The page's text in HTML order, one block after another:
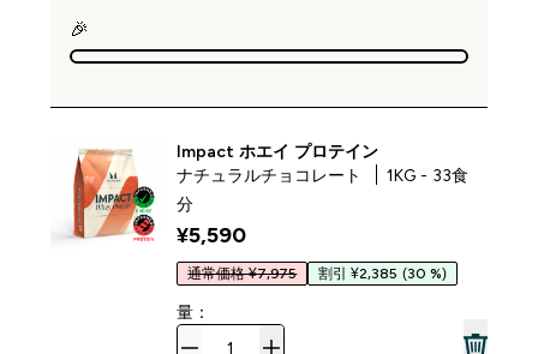
🎉
Impact ホエイ プロテイン
ナチュラルチョコレート
1KG - 33食
分
¥5,590‎
通常価格 ¥7,975 割引 ¥2,385 (30 %)
量：